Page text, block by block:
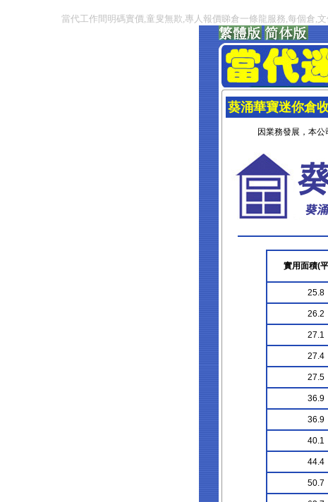
當代工作間明碼實價,童叟無欺,專人報價睇倉一條龍服務,每個倉,
葵涌華寶迷你倉
因業務發展，本
實用面積(
25.8
26.2
27.1
27.4
27.5
36.9
36.9
40.1
44.4
50.7